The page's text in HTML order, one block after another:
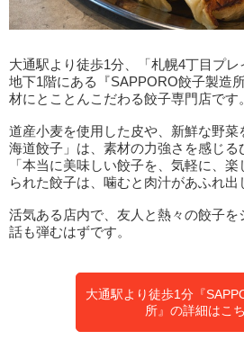
大通駅より徒歩1分、「札幌4丁目プ
地下1階にある『SAPPORO餃子製造
材にとことんこだわる餃子専門店です。
道産小麦を使用した皮や、新鮮な野
海道餃子」は、素材の力強さを感じる
「本当に美味しい餃子を、気軽に、
られた餃子は、噛むと肉汁があふれ出
活気ある店内で、友人と熱々の餃子を
話も弾むはずです。
大通駅より徒歩1分『
所』の詳細はこ